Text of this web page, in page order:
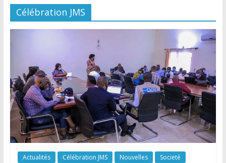
Célébration JMS
Actualités Célébration JMS Nouvelles Societé